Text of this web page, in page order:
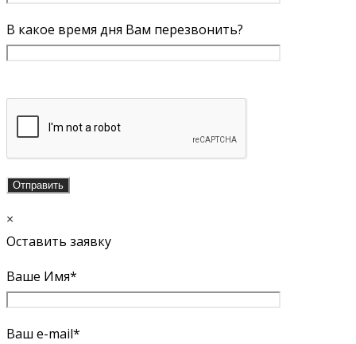
В какое время дня Вам перезвонить?
×
Оставить заявку
Ваше Имя*
Ваш e-mail*